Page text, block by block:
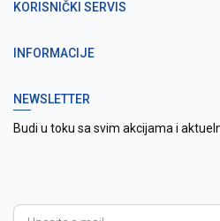
KORISNIČKI SERVIS
INFORMACIJE
NEWSLETTER
Budi u toku sa svim akcijama i